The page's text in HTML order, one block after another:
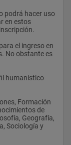
críticos sobre
del mundo
sobre
y práctica
Académicos
podrá hacer uso
en estos
el ingreso en
No obstante es
humanístico
Formación
de
Geografía,
Sociología y